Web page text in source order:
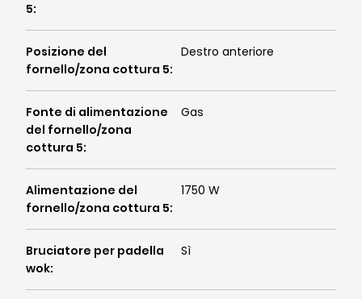
5:
Posizione del
fornello/zona cottura 5:
Destro anteriore
Fonte di alimentazione
del fornello/zona
cottura 5:
Gas
Alimentazione del
fornello/zona cottura 5:
1750 W
Bruciatore per padella
wok:
Sì